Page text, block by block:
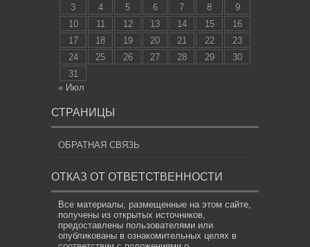
3
4 5 6 7 8
9
10
11 12 13 14 15
16
17
18 19 20 21 22
23
24
25 26 27 28 29
30
31
« Июл
СТРАНИЦЫ
ОБРАТНАЯ СВЯЗЬ
ОТКАЗ ОТ ОТВЕТСТВЕННОСТИ
Все материалы, размещенные на этом сайте,
получены из открытых источников,
предоставлены пользователями или
опубликованы в ознакомительных целях в